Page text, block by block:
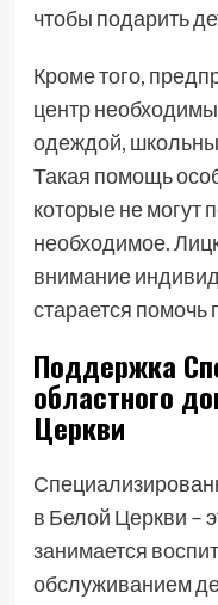
чтобы подарить
Кроме того,
центр
одеждой,
Такая помощь
которые не могут
необходимое.
внимание
старается
Поддержка
областного
Церкви
в Белой Церкви –
занимается
обслуживанием